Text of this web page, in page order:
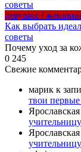
девушке /
Как выбрать
советы
Почему уход за
0 245
Свежие
марик к
твои
Ярославская
Ярославская